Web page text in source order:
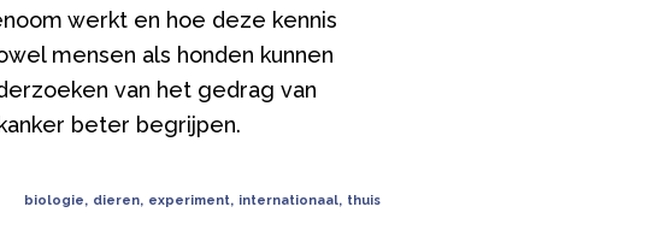
werkt en hoe deze kennis
mensen als honden kunnen
van het gedrag van
beter begrijpen.
biologie, dieren, experiment, internationaal, thuis